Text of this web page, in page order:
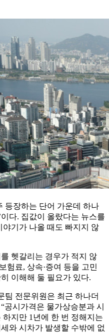
등장하는 단어 가운데 하나
이다. 집값이 올랐다는 뉴스를
기가 나올 때도 빠지지 않
헷갈리는 경우가 적지 않
험료, 상속·증여 등을 고민
이해해 둘 필요가 있다.
팀 전문위원은 최근 하나더
공시가격은 물가상승분과 시
지만 1년에 한 번 정해지는
와 시차가 발생할 수밖에 없